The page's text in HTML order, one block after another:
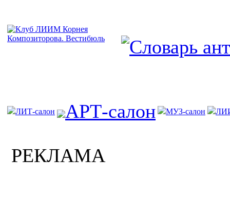
ЛИТ-салон АРТ-салон МУЗ-салон
РЕКЛАМА